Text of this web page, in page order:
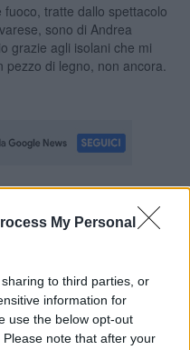
My Personal
to third parties, or
information for
use the below opt-out
note that after your
tratte dallo spettacolo
sono di Andrea
grazie agli isolani che mi
pezzo di legno, non ancora.
Toscana iscriviti alla
Arriva gratis tutti i giorni
di posta.